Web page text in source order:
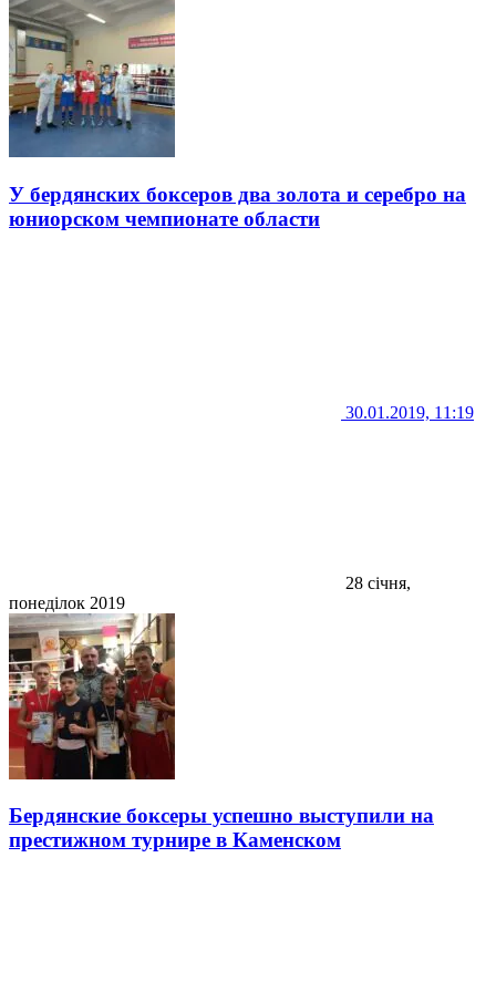
У бердянских боксеров два золота и серебро на
юниорском чемпионате области
30.01.2019, 11:19
28 січня,
понеділок 2019
Бердянские боксеры успешно выступили на
престижном турнире в Каменском